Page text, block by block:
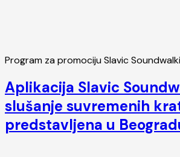
Program za promociju Slavic
Aplikacija Slavic
slušanje suvremenih
predstavljena u